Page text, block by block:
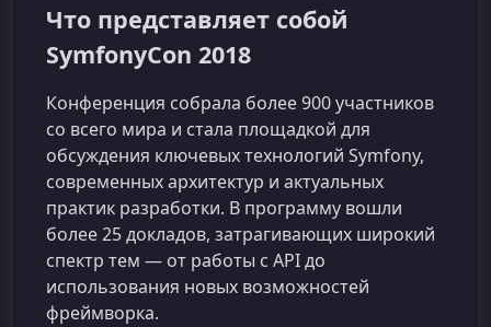
Что представляет собой
SymfonyCon 2018
Конференция собрала более 900 участников
со всего мира и стала площадкой для
обсуждения ключевых технологий Symfony,
современных архитектур и актуальных
практик разработки. В программу вошли
более 25 докладов, затрагивающих широкий
спектр тем — от работы с API до
использования новых возможностей
фреймворка.